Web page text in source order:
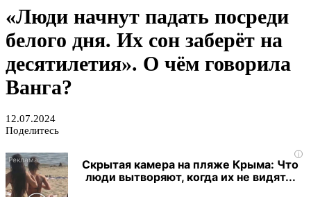
«Люди начнут падать посреди
белого дня. Их сон заберёт на
десятилетия». О чём говорила
Ванга?
12.07.2024
Поделитесь
i
Скрытая камера на пляже Крыма: Что
люди вытворяют, когда их не видят...